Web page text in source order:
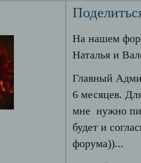
На нашем
Наталья и
Главный
6 месяцев.
мне нужно
будет и
форума))...